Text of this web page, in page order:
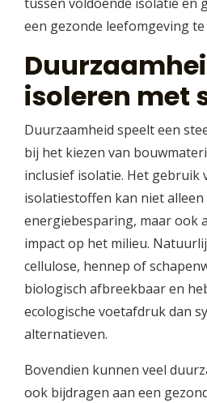
een gezonde leefomgeving
isoleren met
Duurzaamheid speelt een
bij het kiezen van
inclusief isolatie. Het gebruik
isolatiestoffen kan niet
energiebesparing, maar ook
impact op het milieu.
cellulose, hennep of
biologisch afbreekbaar en
ecologische voetafdruk dan
alternatieven.
Bovendien kunnen veel
ook bijdragen aan een